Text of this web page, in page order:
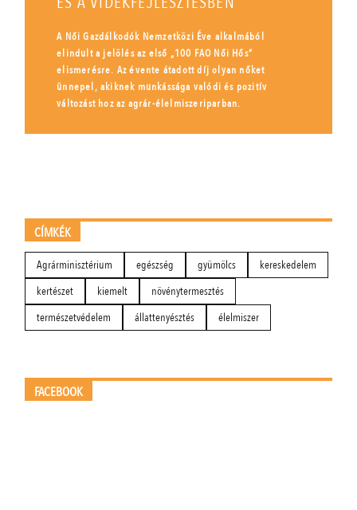
A Női Gazdálkodók Nemzetközi Éve alkalmából
elindult a jelölés az első „100 FAO Női Hős”
elismerésre. Az évente átadott díj olyan nőket
ünnepel, akiknek munkássága valódi és pozitív
változást hoz az agrár-élelmiszeriparban.
CÍMKÉK
Agrárminisztérium egészség gyümölcs
kereskedelem
kertészet
kiemelt
növénytermesztés
természetvédelem
állattenyésztés élelmiszer
FACEBOOK